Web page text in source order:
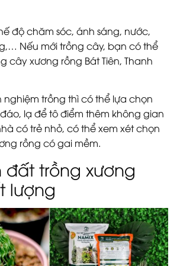
độ chăm sóc, ánh sáng, nước,
Nếu mới trồng cây, bạn có thể
cây xương rồng Bát Tiên, Thanh
nghiệm trồng thì có thể lựa chọn
lạ để tô điểm thêm không gian
có trẻ nhỏ, có thể xem xét chọn
rồng có gai mềm.
đất trồng xương
lượng